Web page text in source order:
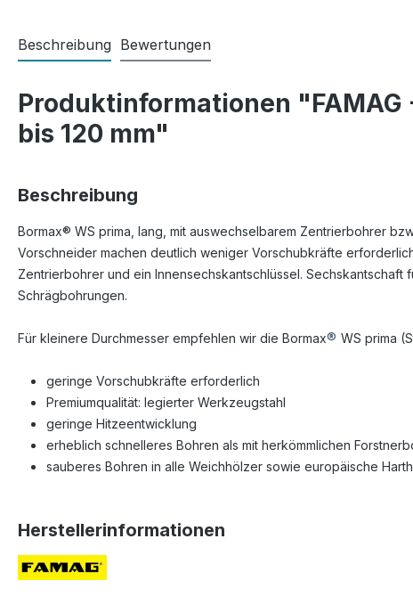
Beschreibung Bewertungen
Produktinformationen
bis 120 mm"
Beschreibung
Bormax® WS prima, lang, mit auswechselbarem Zentrierbohrer
Vorschneider machen deutlich weniger Vorschubkräfte
Zentrierbohrer und ein Innensechskantschlüssel.
Schrägbohrungen.
Für kleinere Durchmesser empfehlen wir die Bormax® WS prima
geringe Vorschubkräfte erforderlich
Premiumqualität: legierter Werkzeugstahl
geringe Hitzeentwicklung
erheblich schnelleres Bohren als mit herkömmlichen
sauberes Bohren in alle Weichhölzer sowie europäische
Herstellerinformationen